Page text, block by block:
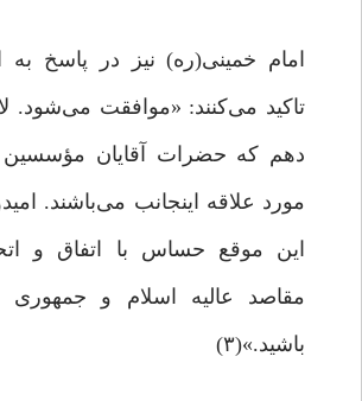
امام خمینی(ره) نیز در پاسخ
تاکید می‌کنند: «موافقت می‌شود.
دهم که حضرات آقایان
مورد علاقه اینجانب می‌باشند.
این موقع حساس با اتفاق و
مقاصد عالیه اسلام و جمهوری
باشید.»(۳)